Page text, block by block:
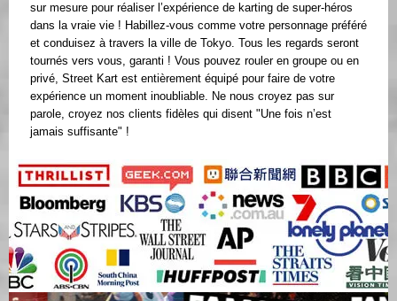
sur mesure pour réaliser l’expérience de karting de super-héros
dans la vraie vie ! Habillez-vous comme votre personnage préféré
et conduisez à travers la ville de Tokyo. Tous les regards seront
tournés vers vous, garanti ! Vous pouvez rouler en groupe ou en
privé, Street Kart est entièrement équipé pour faire de votre
expérience un moment inoubliable. Ne nous croyez pas sur
parole, croyez nos clients fidèles qui disent "Une fois n’est
jamais suffisante" !